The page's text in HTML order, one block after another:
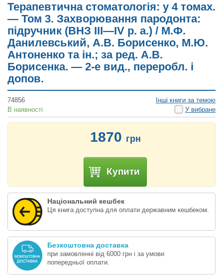
Терапевтична стоматологія: у 4 томах.
— Том 3. Захворювання пародонта:
підручник (ВНЗ ІІІ—ІV р. а.) / М.Ф.
Данилевський, А.В. Борисенко, М.Ю.
Антоненко та ін.; за ред. А.В.
Борисенка. — 2-е вид., переробл. і
допов.
74856
Інші книги за темою
В наявності
У вибране
1870 грн
Купити
Національний кешбек
Ця книга доступна для оплати державним кешбеком.
Безкоштовна доставка
при замовленні від 6000 грн і за умови
попередньої оплати.